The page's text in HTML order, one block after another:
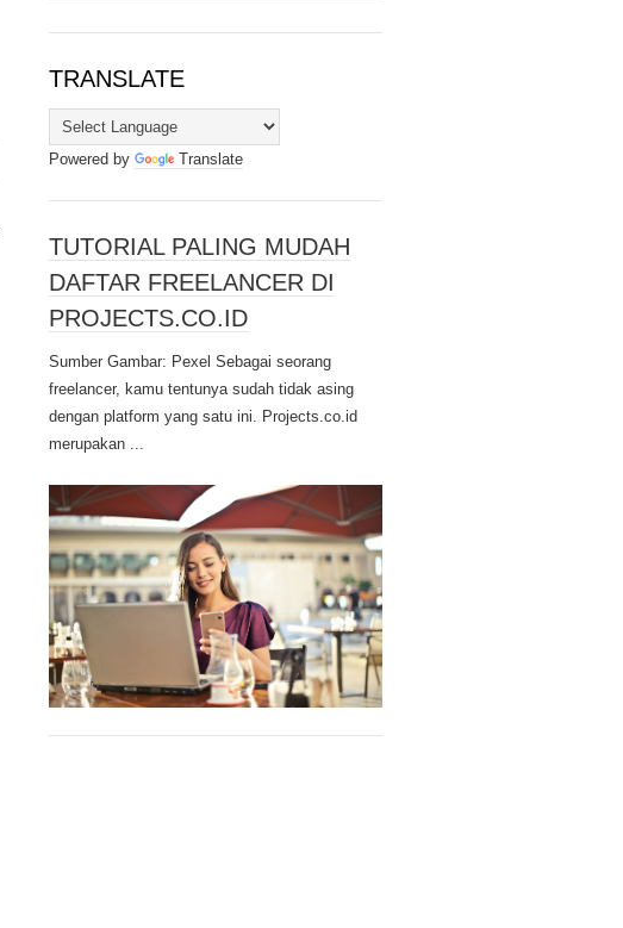
TRANSLATE
Powered by Translate
TUTORIAL PALING MUDAH
DAFTAR FREELANCER DI
PROJECTS.CO.ID
Sumber Gambar: Pexel Sebagai seorang
freelancer, kamu tentunya sudah tidak asing
dengan platform yang satu ini. Projects.co.id
merupakan ...